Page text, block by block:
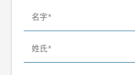
耗气量
尺寸（宽x高x深）
467x236x245
重量
名字
姓氏